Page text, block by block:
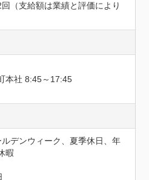
（支給額は業績と評価により
本社 8:45～17:45
デンウィーク、夏季休日、年
暇